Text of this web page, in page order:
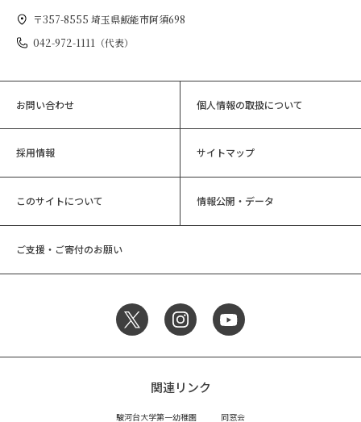
〒357-8555 埼玉県飯能市阿須698
042-972-1111（代表）
お問い合わせ 個人情報の取扱について
採用情報 サイトマップ
このサイトについて 情報公開・データ
ご支援・ご寄付のお願い
関連リンク
駿河台大学第一幼稚園 同窓会